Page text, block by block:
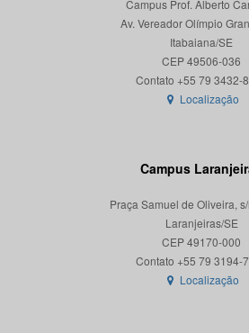
Campus Prof. Alberto
Av. Vereador Olímpio
Itabaiana/SE
CEP 49506-036
Localização
Campus
Praça Samuel de Oliveira,
Laranjeiras/SE
CEP 49170-000
Localização